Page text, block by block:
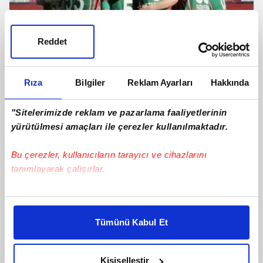
Rıza Bilgiler Reklam Ayarları Hakkında
"Sitelerimizde reklam ve pazarlama faaliyetlerinin
yürütülmesi amaçları ile çerezler kullanılmaktadır.
Bu çerezler, kullanıcıların tarayıcı ve cihazlarını
tanımlayarak çalışırlar.
Bu çerezlere izin vermeniz halinde sizlere özel
daha iyi reklam deneyimi yaşatabiliriz. Bunu yaparken
amacımızın size daha iyi bir reklam deneyimi sunmak
Tümünü Kabul Et
Kişiselleştir
Reddet
Karşıyaka-Bergama maçı tartışmalar
nedeniyle yarıda kaldı